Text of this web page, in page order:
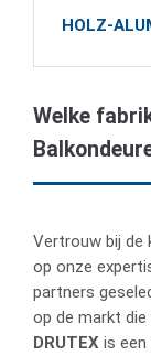
HOLZ-
Welke
Vertrouw bij de
op onze
partners
op de markt
DRUTEX is